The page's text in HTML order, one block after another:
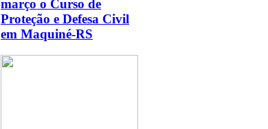
março o Curso de
Proteção e Defesa Civil
em Maquiné-RS